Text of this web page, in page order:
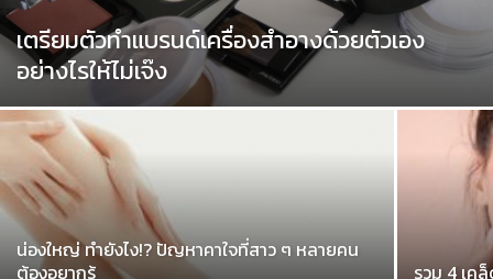
เตรียมตัวทำแบรนด์เครื่องสำอางด้วยตัวเอง
อย่างไรให้ไม่เจ๊ง
น่องใหญ่ ทำยังไง!? ปัญหาคาใจที่สาว ๆ หลายคน
ต้องอยากรู้
รวม 4 เค